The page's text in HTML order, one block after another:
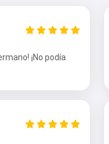
¡No podía
cuento